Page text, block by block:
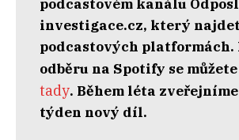
podcastovém kanálu
investigace.cz, který
podcastových platformách.
odběru na Spotify se můžete
tady.⁠ Během léta
týden nový díl.